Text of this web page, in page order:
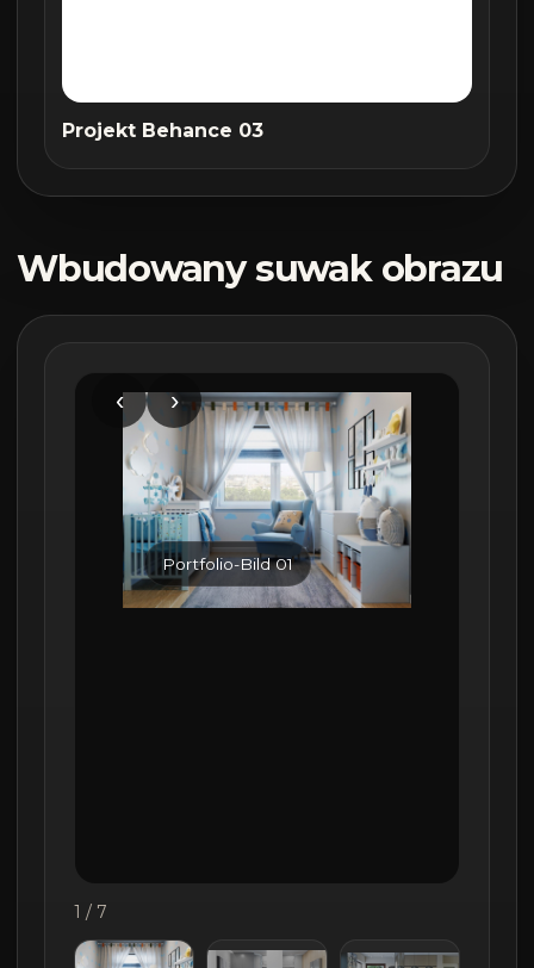
Projekt Behance 03
Wbudowany suwak obrazu
Portfolio-Bild 01
‹ ›
1 / 7